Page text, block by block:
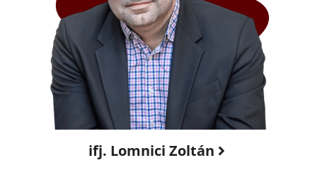
ifj. Lomnici Zoltán